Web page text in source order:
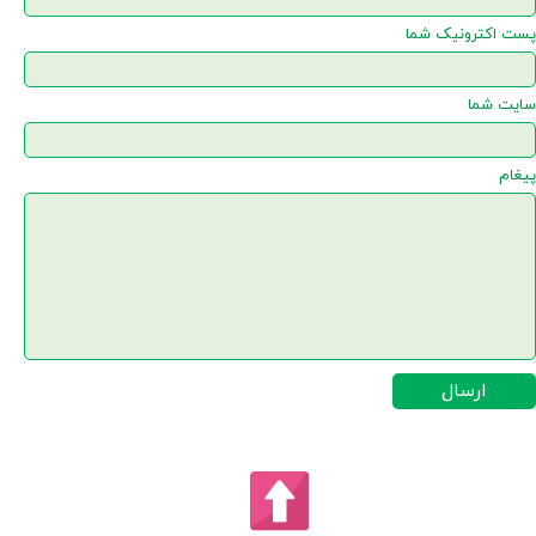
پست اکترونیک شما
سایت شما
پیغام
ارسال